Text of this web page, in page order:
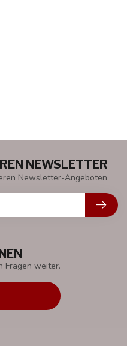
Fragen weiter.
NEWSLETTER
Newsletter-Angeboten